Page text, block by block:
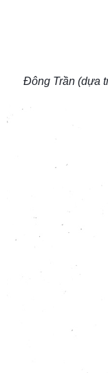
Đông Trần (dựa